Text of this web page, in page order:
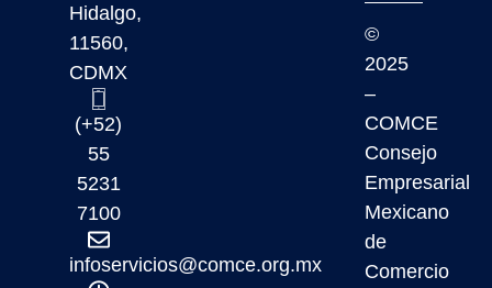
Hidalgo,
11560,
CDMX
(+52)
55
5231
7100
infoservicios@comce.org.mx
©
2025
–
COMCE
Consejo
Empresarial
Mexicano
de
Comercio